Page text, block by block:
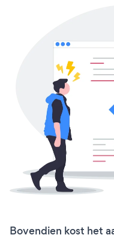
Bovendien kost het